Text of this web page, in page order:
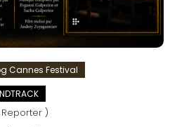
Cannes Festival
)